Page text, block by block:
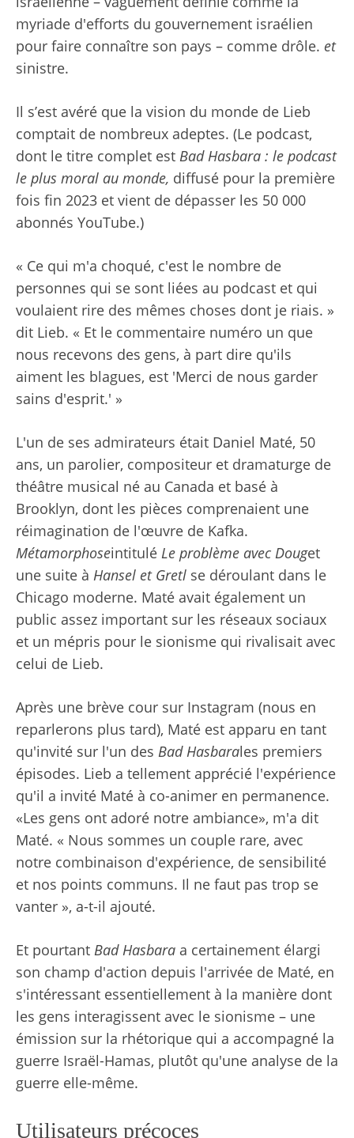
myriade d'efforts du gouvernement israélien
pour faire connaître son pays – comme drôle. et
sinistre.
Il s’est avéré que la vision du monde de Lieb
comptait de nombreux adeptes. (Le podcast,
dont le titre complet est Bad Hasbara : le podcast
le plus moral au monde, diffusé pour la première
fois fin 2023 et vient de dépasser les 50 000
abonnés YouTube.)
« Ce qui m'a choqué, c'est le nombre de
personnes qui se sont liées au podcast et qui
voulaient rire des mêmes choses dont je riais. »
dit Lieb. « Et le commentaire numéro un que
nous recevons des gens, à part dire qu'ils
aiment les blagues, est 'Merci de nous garder
sains d'esprit.' »
L'un de ses admirateurs était Daniel Maté, 50
ans, un parolier, compositeur et dramaturge de
théâtre musical né au Canada et basé à
Brooklyn, dont les pièces comprenaient une
réimagination de l'œuvre de Kafka.
Métamorphoseintitulé Le problème avec Douget
une suite à Hansel et Gretl se déroulant dans le
Chicago moderne. Maté avait également un
public assez important sur les réseaux sociaux
et un mépris pour le sionisme qui rivalisait avec
celui de Lieb.
Après une brève cour sur Instagram (nous en
reparlerons plus tard), Maté est apparu en tant
qu'invité sur l'un des Bad Hasbarales premiers
épisodes. Lieb a tellement apprécié l'expérience
qu'il a invité Maté à co-animer en permanence.
«Les gens ont adoré notre ambiance», m'a dit
Maté. « Nous sommes un couple rare, avec
notre combinaison d'expérience, de sensibilité
et nos points communs. Il ne faut pas trop se
vanter », a-t-il ajouté.
Et pourtant Bad Hasbara a certainement élargi
son champ d'action depuis l'arrivée de Maté, en
s'intéressant essentiellement à la manière dont
les gens interagissent avec le sionisme – une
émission sur la rhétorique qui a accompagné la
guerre Israël-Hamas, plutôt qu'une analyse de la
guerre elle-même.
Utilisateurs précoces